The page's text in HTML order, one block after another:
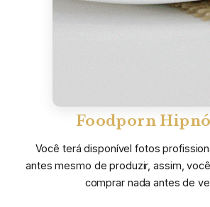
Foodporn
Você terá disponível fotos
antes mesmo de produzir, assim,
comprar nada antes de